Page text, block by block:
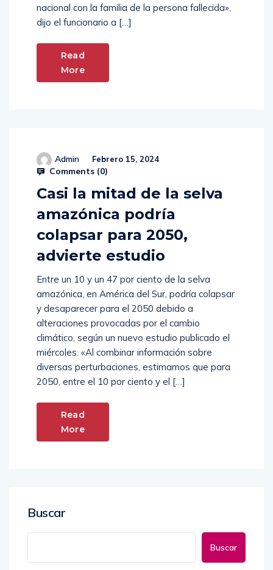
nacional con la familia de la persona fallecida»,
dijo el funcionario a […]
Read
More
Admin Febrero 15, 2024
Comments (0)
Casi la mitad de la selva
amazónica podría
colapsar para 2050,
advierte estudio
Entre un 10 y un 47 por ciento de la selva
amazónica, en América del Sur, podría colapsar
y desaparecer para el 2050 debido a
alteraciones provocadas por el cambio
climático, según un nuevo estudio publicado el
miércoles. «Al combinar información sobre
diversas perturbaciones, estimamos que para
2050, entre el 10 por ciento y el […]
Read
More
Buscar
Buscar